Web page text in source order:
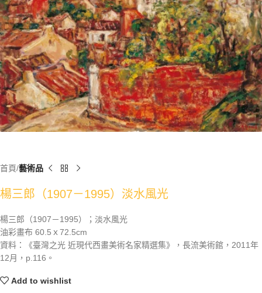
首頁 藝術品
楊三郎（1907－1995）淡水風光
楊三郎（1907－1995）；淡水風光
油彩畫布 60.5ｘ72.5cm
資料：《臺灣之光 近現代西畫美術名家精選集》，長流美術館，2011年
12月，p.116。
Add to wishlist